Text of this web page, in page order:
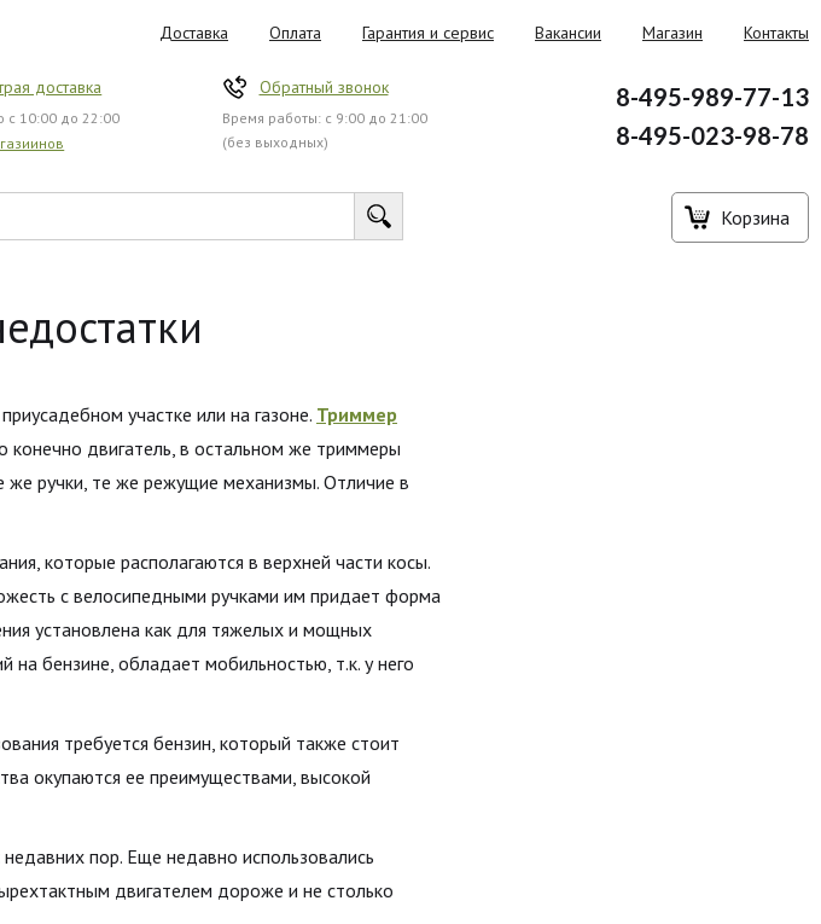
Доставка Оплата Гарантия и сервис Вакансии Магазин Контакты
доставка
с 10:00 до 22:00
Обратный звонок
Время работы: с 9:00 до 21:00
(без выходных)
8-495-989-77-13
8-495-023-98-78
Корзина
участке или на газоне. Триммер
конечно двигатель, в остальном же триммеры
же ручки, те же режущие механизмы. Отличие в
которые располагаются в верхней части косы.
с велосипедными ручками им придает форма
установлена как для тяжелых и мощных
бензине, обладает мобильностью, т.к. у него
требуется бензин, который также стоит
окупаются ее преимуществами, высокой
пор. Еще недавно использовались
двигателем дороже и не столько